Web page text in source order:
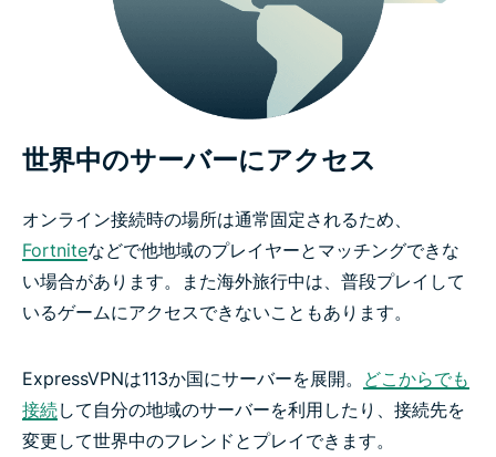
世界中のサーバーにアクセス
オンライン接続時の場所は通常固定されるため、
Fortniteなどで他地域のプレイヤーとマッチングできな
い場合があります。また海外旅行中は、普段プレイして
いるゲームにアクセスできないこともあります。
ExpressVPNは113か国にサーバーを展開。 どこからでも
接続して自分の地域のサーバーを利用したり、接続先を
変更して世界中のフレンドとプレイできます。